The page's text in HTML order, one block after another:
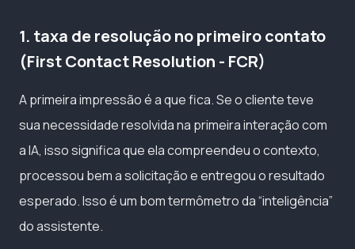
1. taxa de resolução no primeiro contato
(First Contact Resolution - FCR)
A primeira impressão é a que fica. Se o cliente teve
sua necessidade resolvida na primeira interação com
a IA, isso significa que ela compreendeu o contexto,
processou bem a solicitação e entregou o resultado
esperado. Isso é um bom termômetro da “inteligência”
do assistente.